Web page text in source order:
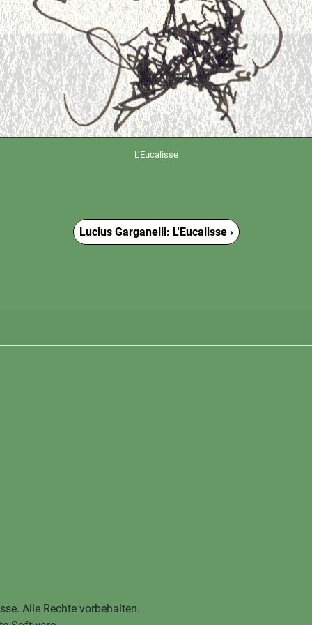
L’Eucalisse
Lucius Garganelli: L'Eucalisse ›
Alle Rechte vorbehalten.